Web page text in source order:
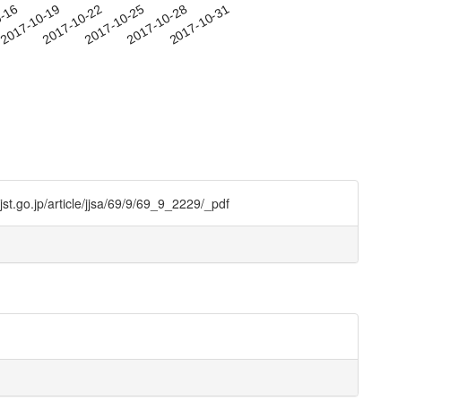
10-19
2017-10-222017-10-252017-10-282017-10-31
article/jjsa/69/9/69_9_2229/_pdf